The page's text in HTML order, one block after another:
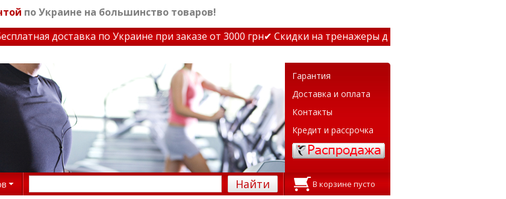
по Украине на большинство товаров!
доставка по Украине при заказе от 3000 грн✔ Скидки на тренажеры до 15% Звони! ✔ Бесплатная
Гарантия
Доставка и оплата
Контакты
Кредит и рассрочка
Найти В корзине пусто